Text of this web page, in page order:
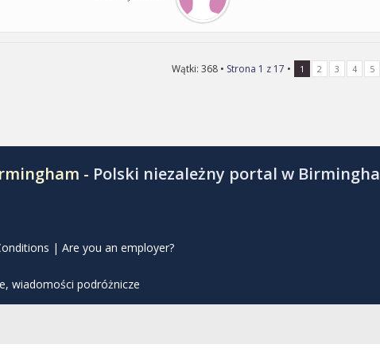
Wątki: 368 • Strona 1 z 17 • 1 2 3 4 5
- Polski niezależny portal w
| Are you an employer?
wiadomości podróżnicze